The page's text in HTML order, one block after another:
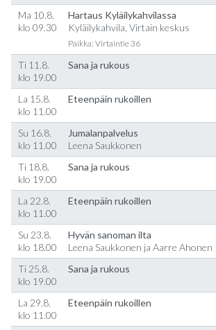
Ma 10.8.
klo 09.30
Hartaus Kyläilykahvilassa
Kyläilykahvila, Virtain keskus
Paikka: Virtaintie 36
Ti 11.8.
klo 19.00
Sana ja rukous
La 15.8.
klo 11.00
Eteenpäin rukoillen
Su 16.8.
klo 11.00
Jumalanpalvelus
Leena Saukkonen
Ti 18.8.
klo 19.00
Sana ja rukous
La 22.8.
klo 11.00
Eteenpäin rukoillen
Su 23.8.
klo 18.00
Hyvän sanoman ilta
Leena Saukkonen ja Aarre Ahonen
Ti 25.8.
klo 19.00
Sana ja rukous
La 29.8.
klo 11.00
Eteenpäin rukoillen